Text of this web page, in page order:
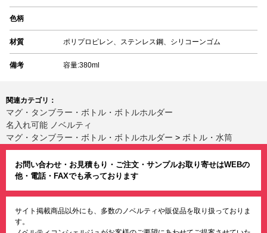
色柄
材質 ポリプロピレン、ステンレス鋼、シリコーンゴム
備考 容量:380ml
関連カテゴリ：
マグ・タンブラー・ボトル・ボトルホルダー
名入れ可能 ノベルティ
マグ・タンブラー・ボトル・ボトルホルダー > ボトル・水筒
お問い合わせ・お見積もり・ご注文・サンプルお取り寄せはWEBの
他・電話・FAXでも承っております
サイト掲載商品以外にも、多数のノベルティや販促品を取り扱っておりま
す。